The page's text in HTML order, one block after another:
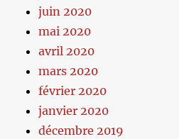
juin 2020
mai 2020
avril 2020
mars 2020
février 2020
janvier 2020
décembre 2019